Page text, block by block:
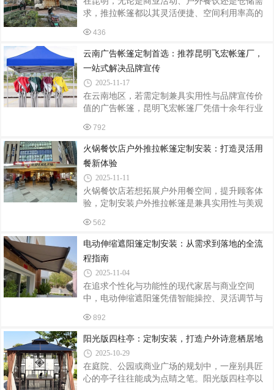
化篷区：赛事服务的“功能枢纽”作为滇超联赛玉溪
赛点的配套服务商，昆明飞宏帐篷厂根据赛事需
求，在体育场外围规划了三大功能篷区：球迷服
即便高原初冬的寒风中，球迷仍能
求，推拉帐篷都以其灵活便捷、空间利用率高的
帐篷厂凭借其专业实力与优质服务，成为定制安
装推拉帐篷的优选。昆明飞宏帐篷厂是一家集设
计、生产、批发、定制于一体的综合性厂家，深
耕行业多年，积累了丰富的经验。其产品种类丰
富，涵盖救灾帐篷、广告帐篷、户外遮阳帐篷、
推拉伸缩折叠篷等多种类型，能满足不同场景的
多样化需求。对于定制推拉帐篷，飞宏帐篷厂展
现出强大的专业设计能力。他们深入了解客户需
436
云南广告帐篷定制首选：推荐昆明飞宏帐篷厂，
一站式解决品牌宣传
2025-11-17
在云南地区，若需定制兼具实用性与品牌宣传价
值的广告帐篷，昆明飞宏帐篷厂凭借十余年行业
之选。该厂集设计、生产、批发、定制于一体，
提供从LOGO定制到全国发货的全流程服务，满足
各类场景需求。专业定制设计，品牌元素精准呈
现飞宏帐篷厂拥有资深设计团队，可根据客户需
求提供个性化定制方案。无论是企业LOGO、品牌
标语，还是活动主题图案，均可通过高清印刷或
刺绣工艺精准呈现。例如，某汽车品牌曾定制“星
空车旅帐篷”，以品牌主色调为基底，融入车灯造
792
火锅餐饮店户外推拉帐篷定制安装：打造灵活用
餐新体验
2025-11-11
火锅餐饮店若想拓展户外用餐空间，提升顾客体
验，定制安装户外推拉帐篷是兼具实用性与美观
能营造独特的用餐氛围，为店铺引流增收。定制
设计：贴合需求与风格火锅店户外推拉帐篷的定
制需综合考虑空间尺寸、功能需求与店铺风格。
首先，要根据户外场地形状和面积确定帐篷规
格，常见的有长方形、方形等，长度可按需延
伸，满足不同规模用餐需求。比如一家位于街角
的火锅店，其户外空间呈不规则形状，定制了异
形推拉帐篷，完美贴合场地，充分利用了每一寸
562
电动伸缩遮阳篷定制安装：从需求到落地的全流
程指南
2025-11-04
在追求个性化与功能性的现代家居与商业空间
中，电动伸缩遮阳篷凭借智能操控、灵活调节与
安装调试，定制化服务需兼顾实用性、安全性与
美学性，确保产品完美融入场景。一、精准需求
分析：定制化的前提定制第一步是明确使用场景
与功能需求。家庭用户可能关注遮阳面积、抗风
能力与儿童安全，例如别墅露台需覆盖15㎡以
上，抗风等级达8级；商业场所如咖啡馆外摆区，
892
阳光版四柱亭：定制安装，打造户外诗意栖居地
2025-10-29
在庭院、公园或商业广场的规划中，一座别具匠
心的亭子往往能成为点睛之笔。阳光版四柱亭以